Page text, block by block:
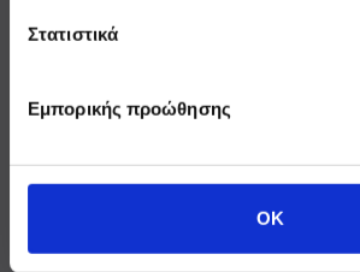
Στατιστικά
Εμπορικής προώθησης
OK
υλικά που έχουν δοκιμαστεί σε
προϊόντων που προτείνουμε σε
προσφορές...